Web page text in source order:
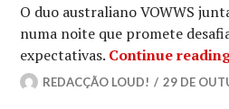
O duo australiano VOWWS
numa noite que promete
expectativas. Continue
REDACÇÃO LOUD! 29 DE